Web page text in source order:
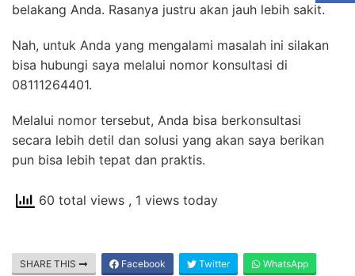
belakang Anda. Rasanya justru akan jauh lebih sakit.
Nah, untuk Anda yang mengalami masalah ini silakan
bisa hubungi saya melalui nomor konsultasi di
08111264401.
Melalui nomor tersebut, Anda bisa berkonsultasi
secara lebih detil dan solusi yang akan saya berikan
pun bisa lebih tepat dan praktis.
60 total views , 1 views today
SHARE THIS Facebook Twitter WhatsApp